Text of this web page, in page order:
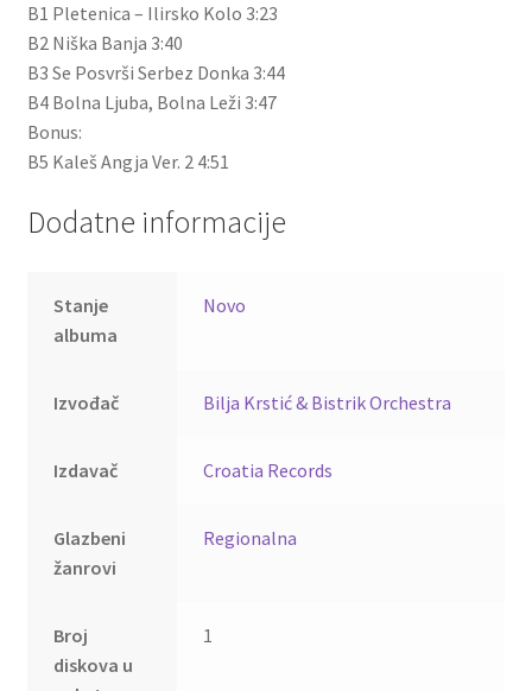
B1 Pletenica – Ilirsko Kolo 3:23
B2 Niška Banja 3:40
B3 Se Posvrši Serbez Donka 3:44
B4 Bolna Ljuba, Bolna Leži 3:47
Bonus:
B5 Kaleš Angja Ver. 2 4:51
Dodatne informacije
Stanje
albuma
Novo
Izvođač Bilja Krstić & Bistrik Orchestra
Izdavač Croatia Records
Glazbeni
žanrovi
Regionalna
Broj
diskova u
1